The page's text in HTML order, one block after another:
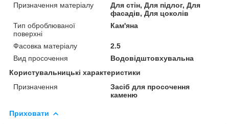
Призначення матеріалу
Для стін, Для підлог, Для
фасадів, Для цоколів
Тип оброблюваної
поверхні
Кам'яна
Фасовка матеріалу
2.5
Вид просочення
Водовідштовхувальна
Користувальницькі характеристики
Призначення
Засіб для просочення
каменю
Приховати